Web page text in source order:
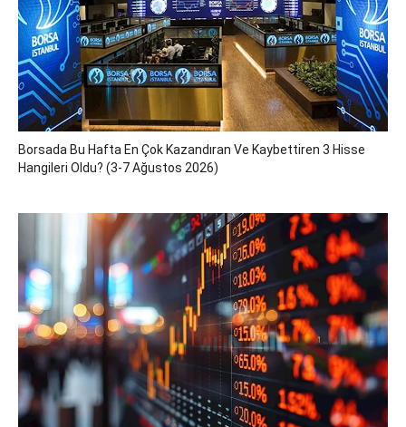
Borsada Bu Hafta En Çok Kazandıran Ve Kaybettiren 3 Hisse
Hangileri Oldu? (3-7 Ağustos 2026)